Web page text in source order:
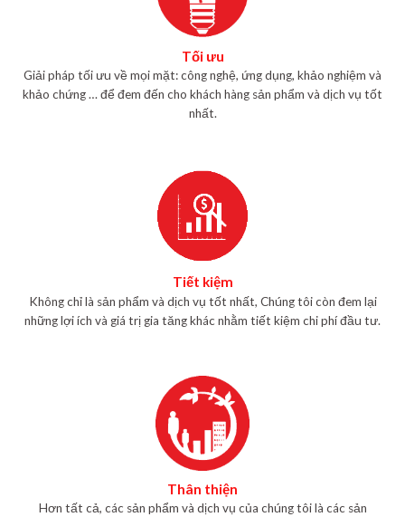
Tối ưu
Giải pháp tối ưu về mọi mặt: công nghệ, ứng dụng, khảo nghiệm và
khảo chứng … để đem đến cho khách hàng sản phẩm và dịch vụ tốt
nhất.
Tiết kiệm
Không chỉ là sản phẩm và dịch vụ tốt nhất, Chúng tôi còn đem lại
những lợi ích và giá trị gia tăng khác nhằm tiết kiệm chi phí đầu tư.
Thân thiện
Hơn tất cả, các sản phẩm và dịch vụ của chúng tôi là các sản